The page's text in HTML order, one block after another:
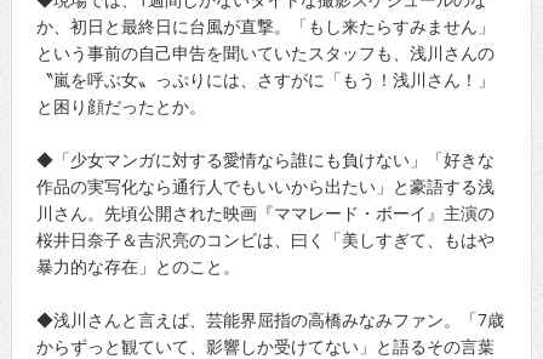
か、初日と最終日に台風が直撃。「もし来たらすみません」
という事前の自己申告を聞いていたスタッフも、浅川さんの
〝嵐を呼ぶ女〟っぷりには、さすがに「もう！浅川さん！」
と困り顔だったとか。
◆「少女マンガに対する愛情なら誰にも負けない」「好きな
作品の実写化なら通行人でもいいから出たい」と豪語する浅
川さん。先頃公開された映画『ママレード・ボーイ』主演の
桜井日奈子＆吉沢亮のコンビは、曰く「美しすぎて、もはや
暴力的な存在」とのこと。
◆浅川さんと言えば、芸能界屈指の高橋みなみファン。「7歳
からずっと観ていて、影響しか受けてない」と語るその言葉